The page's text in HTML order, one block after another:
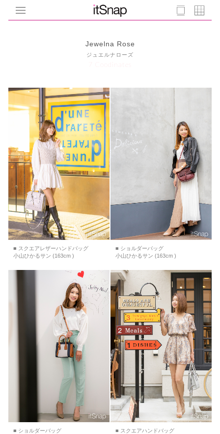
Jewelna Rose
ジュエルナローズ
7 Coodinates
■ スクエアレザーハンドバッグ
小山ひかるサン (163cm )
■ ショルダーバッグ
小山ひかるサン (163cm )
■ ショルダーバッグ
■ スクエアハンドバッグ